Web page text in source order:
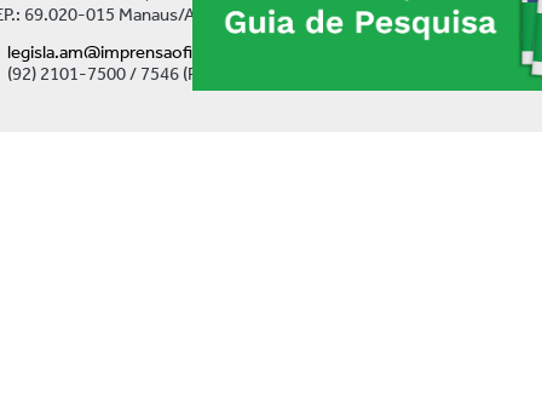
69.020-015 Manaus/AM
legisla.am@imprensaoficial.am.gov.br
(92) 2101-7500 / 7546 (Ramal)